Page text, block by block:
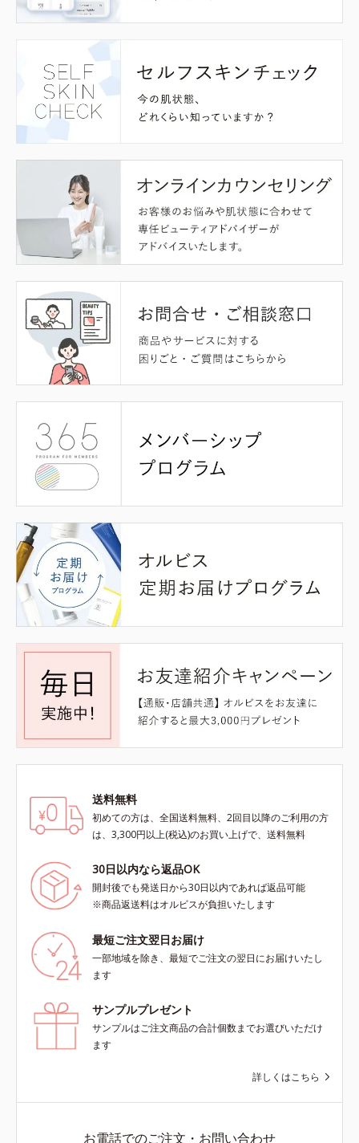
送料無料
初めての方は、全国送料無料、2回目以降のご利用の方
は、3,300円以上(税込)のお買い上げで、送料無料
30日以内なら返品OK
開封後でも発送日から30日以内であれば返品可能
※商品返送料はオルビスが負担いたします
最短ご注文翌日お届け
一部地域を除き、最短でご注文の翌日にお届けいたし
ます
サンプルプレゼント
サンプルはご注文商品の合計個数までお選びいただけ
ます
詳しくはこちら
お電話でのご注文・お問い合わせ